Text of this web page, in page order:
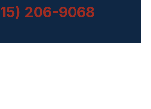
206-9068